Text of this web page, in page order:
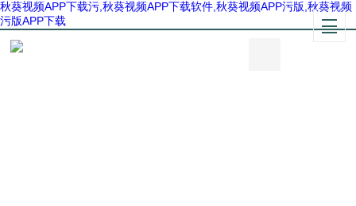
秋葵视频APP下载污,秋葵视频APP下载软件,秋葵视频APP污版,秋葵视频
污版APP下载